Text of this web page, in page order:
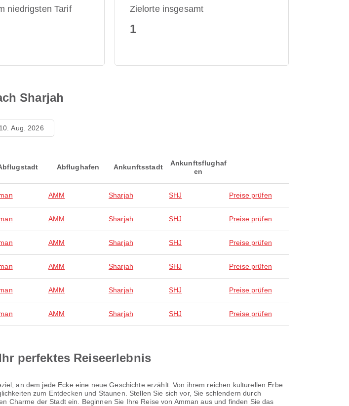
niedrigsten Tarif Zielorte insgesamt
1
Sharjah
Aug. 2026
Abflughafen Ankunftsstadt
Ankunftsflughaf
en
AMM Sharjah SHJ Preise prüfen
AMM Sharjah SHJ Preise prüfen
AMM Sharjah SHJ Preise prüfen
AMM Sharjah SHJ Preise prüfen
AMM Sharjah SHJ Preise prüfen
AMM Sharjah SHJ Preise prüfen
perfektes Reiseerlebnis
an dem jede Ecke eine neue Geschichte erzählt. Von ihrem reichen kulturellen Erbe
zum Entdecken und Staunen. Stellen Sie sich vor, Sie schlendern durch
Charme der Stadt ein. Beginnen Sie Ihre Reise von Amman aus und finden Sie das